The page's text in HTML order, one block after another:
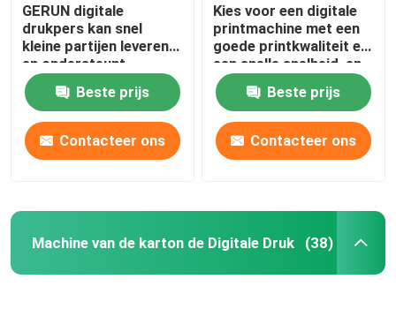
GERUN digitale
drukpers kan snel
kleine partijen leveren
en ondersteunt
gepersonaliseerde
gepersonaliseerde
verpakkingsdruk
Beste prijs
Contacteer ons
Kies voor een digitale
printmachine met een
goede printkwaliteit en
een snelle snelheid, en
natuurlijk voor Gerium.
Beste prijs
Contacteer ons
Machine van de karton de Digitale Druk (38)